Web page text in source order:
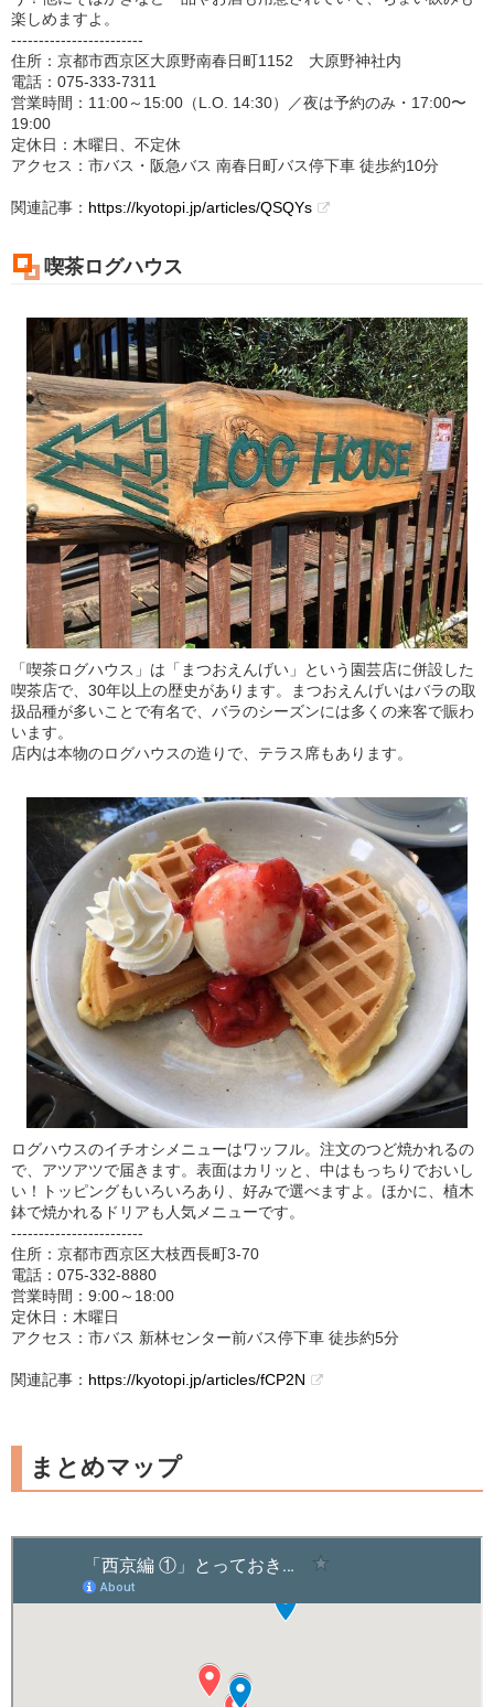
楽しめますよ。
------------------------
住所：京都市西京区大原野南春日町1152 大原野神社内
電話：075-333-7311
営業時間：11:00～15:00（L.O. 14:30）／夜は予約のみ・17:00〜
19:00
定休日：木曜日、不定休
アクセス：市バス・阪急バス 南春日町バス停下車 徒歩約10分
関連記事： https://kyotopi.jp/articles/QSQYs
喫茶ログハウス
「喫茶ログハウス」は「まつおえんげい」という園芸店に併設した
喫茶店で、30年以上の歴史があります。まつおえんげいはバラの取
扱品種が多いことで有名で、バラのシーズンには多くの来客で賑わ
います。
店内は本物のログハウスの造りで、テラス席もあります。
ログハウスのイチオシメニューはワッフル。注文のつど焼かれるの
で、アツアツで届きます。表面はカリッと、中はもっちりでおいし
い！トッピングもいろいろあり、好みで選べますよ。ほかに、植木
鉢で焼かれるドリアも人気メニューです。
------------------------
住所：京都市西京区大枝西長町3-70
電話：075-332-8880
営業時間：9:00～18:00
定休日：木曜日
アクセス：市バス 新林センター前バス停下車 徒歩約5分
関連記事： https://kyotopi.jp/articles/fCP2N
まとめマップ